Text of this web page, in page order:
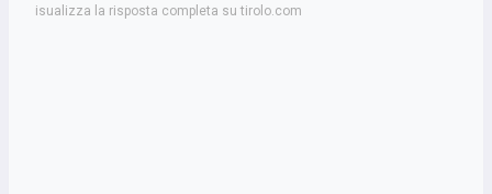
isualizza la risposta completa su tirolo.com